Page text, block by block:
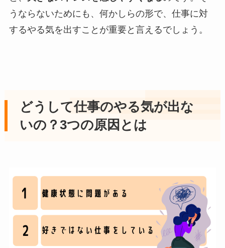
うならないためにも、何かしらの形で、仕事に対
するやる気を出すことが重要と言えるでしょう。
どうして仕事のやる気が出な
いの？3つの原因とは